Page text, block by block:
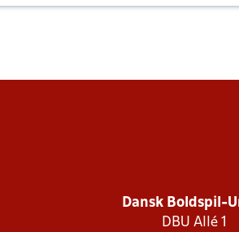
Dansk Boldspil-
DBU Allé 1